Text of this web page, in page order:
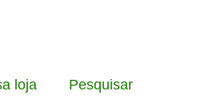
loja Pesquisar